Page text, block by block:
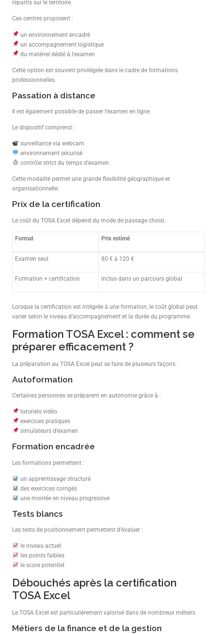
répartis sur le territoire.
Ces centres proposent :
un environnement encadré
un accompagnement logistique
du matériel dédié à l’examen
Cette option est souvent privilégiée dans le cadre de formations
professionnelles.
Passation à distance
Il est également possible de passer l’examen en ligne.
Le dispositif comprend :
surveillance via webcam
environnement sécurisé
contrôle strict du temps d’examen
Cette modalité permet une grande flexibilité géographique et
organisationnelle.
Prix de la certification
Le coût du TOSA Excel dépend du mode de passage choisi.
Format Prix estimé
Examen seul 80 € à 120 €
Formation + certification inclus dans un parcours global
Lorsque la certification est intégrée à une formation, le coût global peut
varier selon le niveau d’accompagnement et la durée du programme.
Formation TOSA Excel : comment se
préparer efficacement ?
La préparation au TOSA Excel peut se faire de plusieurs façons.
Autoformation
Certaines personnes se préparent en autonomie grâce à :
tutoriels vidéo
exercices pratiques
simulateurs d’examen
Formation encadrée
Les formations permettent :
un apprentissage structuré
des exercices corrigés
une montée en niveau progressive
Tests blancs
Les tests de positionnement permettent d’évaluer :
le niveau actuel
les points faibles
le score potentiel
Débouchés après la certification
TOSA Excel
Le TOSA Excel est particulièrement valorisé dans de nombreux métiers.
Métiers de la finance et de la gestion